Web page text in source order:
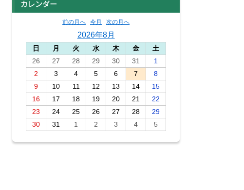
カレンダー
前の月へ 今月 次の月へ
2026年8月
日 月 火 水 木 金
土
26
27 28 29 30 31
1
2
3 4 5 6 7
8
9
10 11 12 13 14
15
16
17 18 19 20 21
22
23
24 25 26 27 28
29
30
31 1 2 3 4 5